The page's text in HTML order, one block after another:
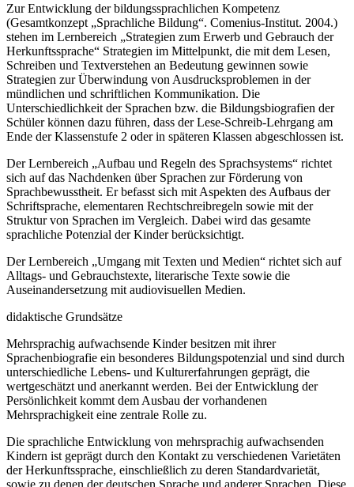
Zur Entwicklung der bildungssprachlichen Kompetenz
(Gesamtkonzept „Sprachliche Bildung“. Comenius-Institut. 2004.)
stehen im Lernbereich „Strategien zum Erwerb und Gebrauch der
Herkunftssprache“ Strategien im Mittelpunkt, die mit dem Lesen,
Schreiben und Textverstehen an Bedeutung gewinnen sowie
Strategien zur Überwindung von Ausdrucksproblemen in der
mündlichen und schriftlichen Kommunikation. Die
Unterschiedlichkeit der Sprachen bzw. die Bildungsbiografien der
Schüler können dazu führen, dass der Lese-Schreib-Lehrgang am
Ende der Klassenstufe 2 oder in späteren Klassen abgeschlossen ist.
Der Lernbereich „Aufbau und Regeln des Sprachsystems“ richtet
sich auf das Nachdenken über Sprachen zur Förderung von
Sprachbewusstheit. Er befasst sich mit Aspekten des Aufbaus der
Schriftsprache, elementaren Rechtschreibregeln sowie mit der
Struktur von Sprachen im Vergleich. Dabei wird das gesamte
sprachliche Potenzial der Kinder berücksichtigt.
Der Lernbereich „Umgang mit Texten und Medien“ richtet sich auf
Alltags- und Gebrauchstexte, literarische Texte sowie die
Auseinandersetzung mit audiovisuellen Medien.
didaktische Grundsätze
Mehrsprachig aufwachsende Kinder besitzen mit ihrer
Sprachenbiografie ein besonderes Bildungspotenzial und sind durch
unterschiedliche Lebens- und Kulturerfahrungen geprägt, die
wertgeschätzt und anerkannt werden. Bei der Entwicklung der
Persönlichkeit kommt dem Ausbau der vorhandenen
Mehrsprachigkeit eine zentrale Rolle zu.
Die sprachliche Entwicklung von mehrsprachig aufwachsenden
Kindern ist geprägt durch den Kontakt zu verschiedenen Varietäten
der Herkunftssprache, einschließlich zu deren Standardvarietät,
sowie zu denen der deutschen Sprache und anderer Sprachen. Diese